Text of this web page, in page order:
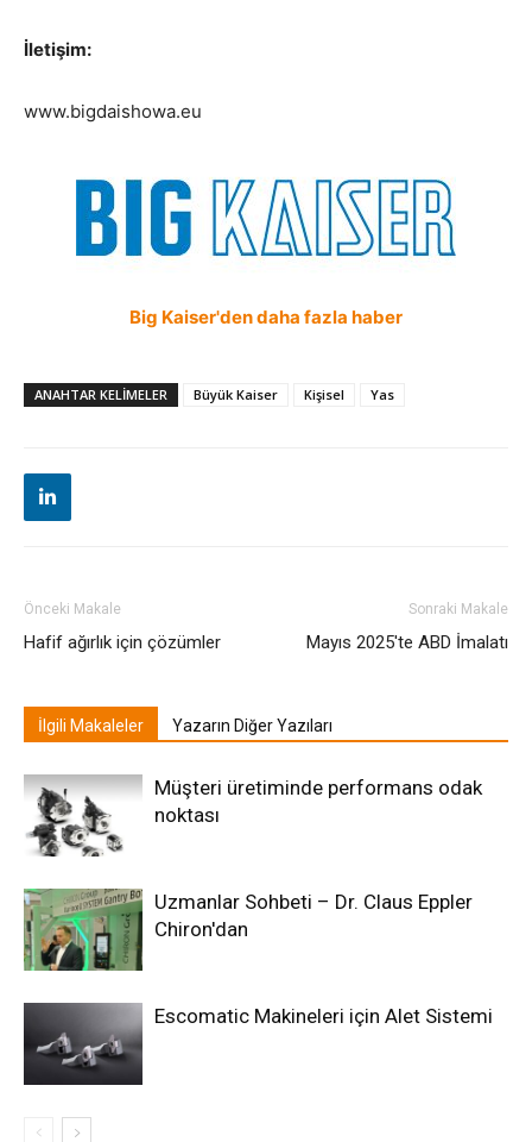
İletişim:
www.bigdaishowa.eu
Big Kaiser'den daha fazla haber
ANAHTAR KELIMELER Büyük Kaiser Kişisel Yas
Önceki Makale
Hafif ağırlık için çözümler
Sonraki Makale
Mayıs 2025'te ABD İmalatı
İlgili Makaleler Yazarın Diğer Yazıları
Müşteri üretiminde performans odak
noktası
Uzmanlar Sohbeti – Dr. Claus Eppler
Chiron'dan
Escomatic Makineleri için Alet Sistemi